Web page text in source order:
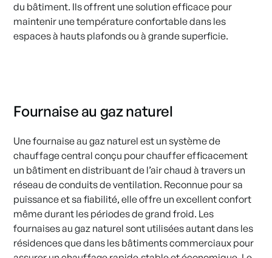
du bâtiment. Ils offrent une solution efficace pour
maintenir une température confortable dans les
espaces à hauts plafonds ou à grande superficie.
Fournaise au gaz naturel
Une fournaise au gaz naturel est un système de
chauffage central conçu pour chauffer efficacement
un bâtiment en distribuant de l’air chaud à travers un
réseau de conduits de ventilation. Reconnue pour sa
puissance et sa fiabilité, elle offre un excellent confort
même durant les périodes de grand froid. Les
fournaises au gaz naturel sont utilisées autant dans les
résidences que dans les bâtiments commerciaux pour